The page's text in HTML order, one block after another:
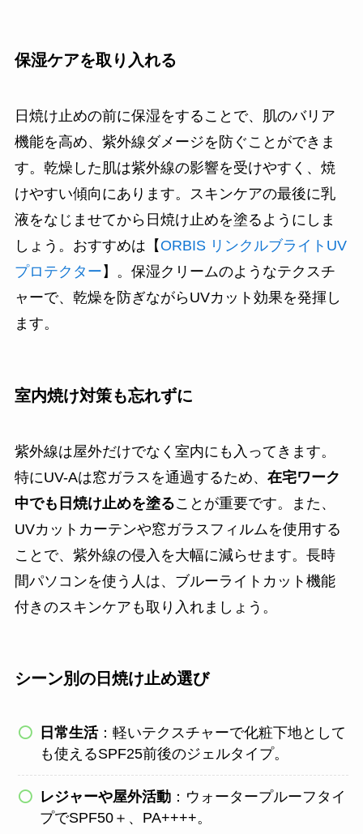
保湿ケアを取り入れる
日焼け止めの前に保湿をすることで、肌のバリア
機能を高め、紫外線ダメージを防ぐことができま
す。乾燥した肌は紫外線の影響を受けやすく、焼
けやすい傾向にあります。スキンケアの最後に乳
液をなじませてから日焼け止めを塗るようにしま
しょう。おすすめは【ORBIS リンクルブライトUV
プロテクター 】。保湿クリームのようなテクスチ
ャーで、乾燥を防ぎながらUVカット効果を発揮し
ます。
室内焼け対策も忘れずに
紫外線は屋外だけでなく室内にも入ってきます。
特にUV-Aは窓ガラスを通過するため、 在宅ワーク
中でも日焼け止めを塗ることが重要です。また、
UVカットカーテンや窓ガラスフィルムを使用する
ことで、紫外線の侵入を大幅に減らせます。長時
間パソコンを使う人は、ブルーライトカット機能
付きのスキンケアも取り入れましょう。
シーン別の日焼け止め選び
日常生活：軽いテクスチャーで化粧下地として
も使えるSPF25前後のジェルタイプ。
レジャーや屋外活動 ：ウォータープルーフタイ
プでSPF50＋、PA++++。